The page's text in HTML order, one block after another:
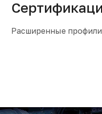
Расширенные профили